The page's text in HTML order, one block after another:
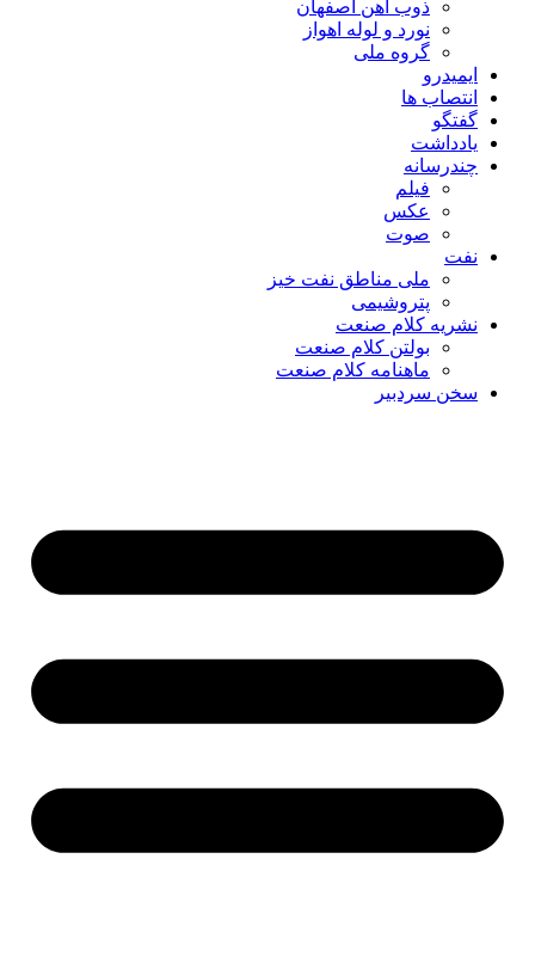
ذوب آهن اصفهان
نورد و لوله اهواز
گروه ملی
ایمیدرو
انتصاب ها
گفتگو
یادداشت
چندرسانه
فیلم
عکس
صوت
نفت
ملی مناطق نفت خیز
پتروشیمی
نشریه کلام صنعت
بولتن کلام صنعت
ماهنامه کلام صنعت
سخن سردبیر